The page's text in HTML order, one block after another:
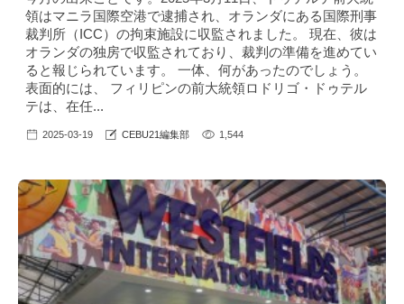
領はマニラ国際空港で逮捕され、オランダにある国際刑事
裁判所（ICC）の拘束施設に収監されました。 現在、彼は
オランダの独房で収監されており、裁判の準備を進めてい
ると報じられています。 一体、何があったのでしょう。
表面的には、 フィリピンの前大統領ロドリゴ・ドゥテル
テは、在任...
2025-03-19 CEBU21編集部 1,544